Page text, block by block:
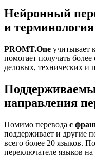
Нейронный
и терминология
PROMT.One учитывает
помогает получать
деловых, технических и
направления
Помимо перевода с
поддерживает и другие
всего более 20 языков.
переключателе языков на